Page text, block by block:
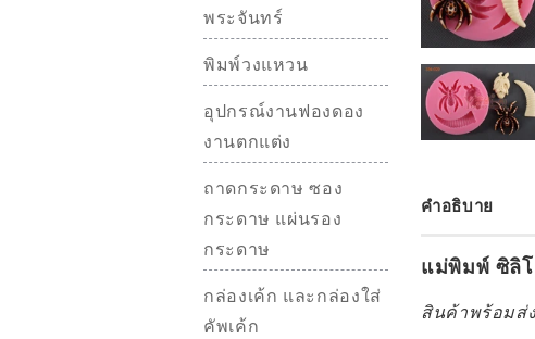
พระจันทร์
พิมพ์วงแหวน
อุปกรณ์งานฟองดอง
งานตกแต่ง
ถาดกระดาษ ซอง
กระดาษ แผ่นรอง
กระดาษ
กล่องเค้ก และกล่องใส่
คัพเค้ก
คำอธิบาย
แม่พิมพ์ ซิลิ
สินค้าพร้อมส่